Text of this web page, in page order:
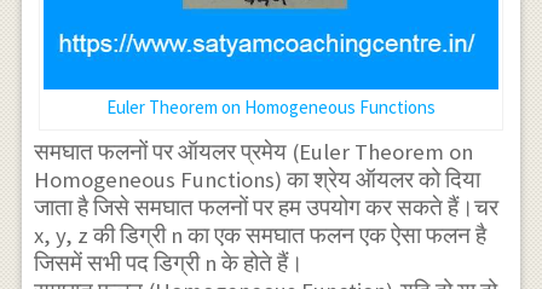
Euler Theorem on Homogeneous Functions
समघात फलनों पर ऑयलर प्रमेय (Euler Theorem on
Homogeneous Functions) का श्रेय ऑयलर‌ को दिया
जाता है जिसे समघात फलनों पर हम उपयोग कर सकते हैं।चर
x, y, z की डिग्री n का एक समघात फलन एक ऐसा फलन है
जिसमें सभी पद डिग्री n के होते हैं।